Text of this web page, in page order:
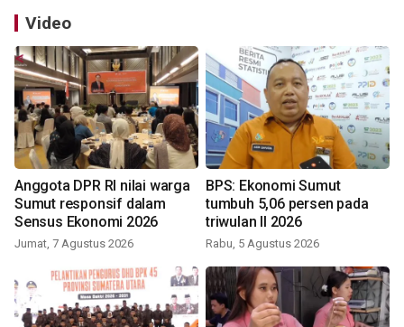
Video
Anggota DPR RI nilai warga
Sumut responsif dalam
Sensus Ekonomi 2026
Jumat, 7 Agustus 2026
BPS: Ekonomi Sumut
tumbuh 5,06 persen pada
triwulan II 2026
Rabu, 5 Agustus 2026